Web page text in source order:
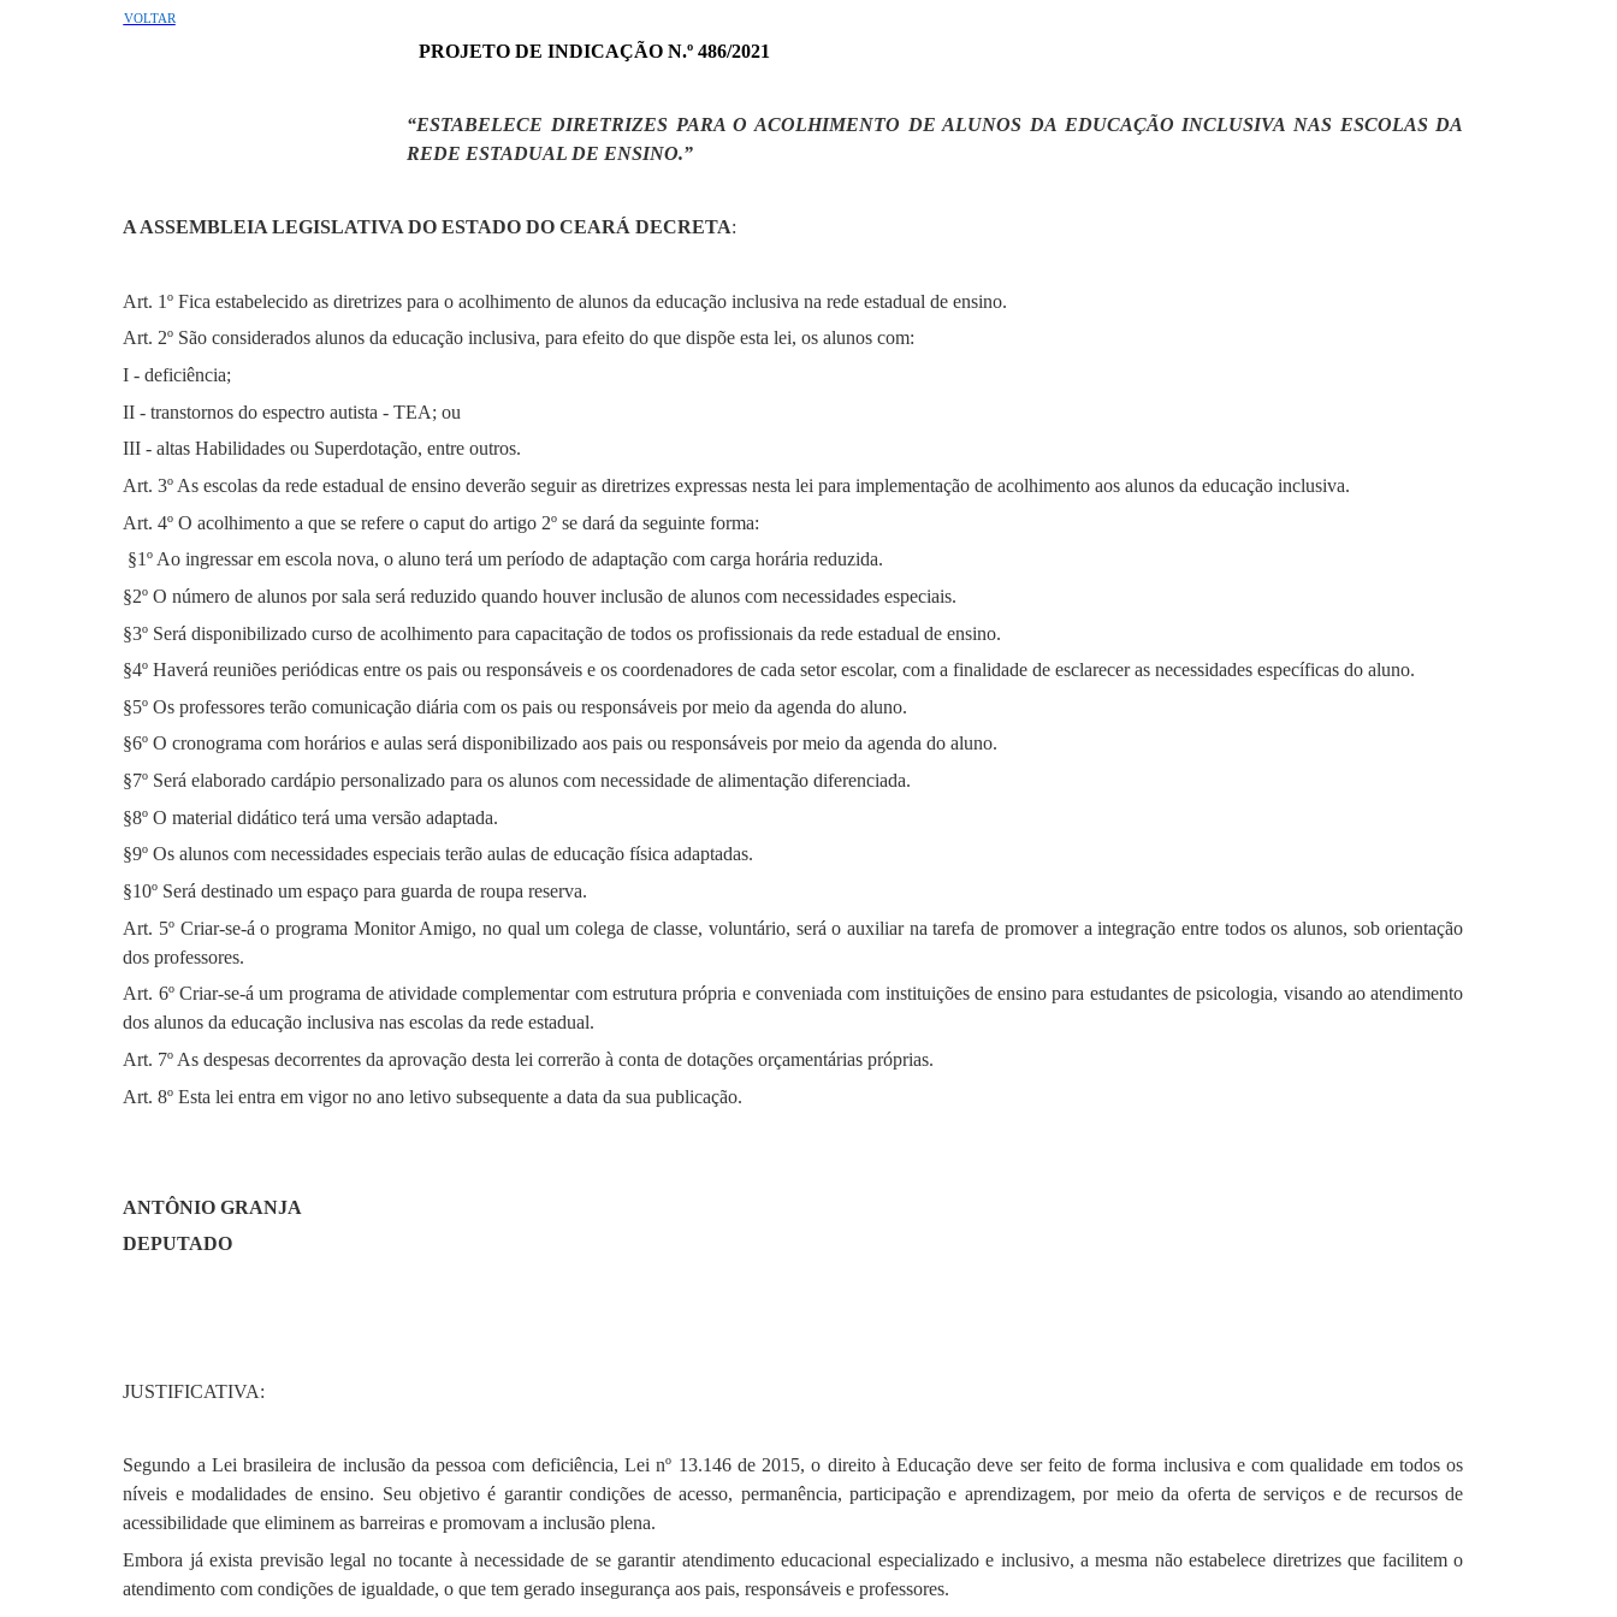
VOLTAR
PROJETO DE INDICAÇÃO N.º 486/2021
“ESTABELECE DIRETRIZES PARA O ACOLHIMENTO DE ALUNOS DA EDUCAÇÃO INCLUSIVA NAS ESCOLAS DA
REDE ESTADUAL DE ENSINO.”
A ASSEMBLEIA LEGISLATIVA DO ESTADO DO CEARÁ DECRETA:
Art. 1º Fica estabelecidoas diretrizes para o acolhimento de alunos da educação inclusiva na rede estadual de ensino.
Art. 2º São considerados alunos da educação inclusiva, para efeito do que dispõe esta lei, os alunos com:
I - deficiência;
II - transtornos do espectro autista - TEA; ou
III - altas Habilidades ou Superdotação, entre outros.
Art. 3º As escolas da rede estadual de ensino deverão seguir as diretrizes expressas nesta lei paraimplementação de acolhimento aos alunos da educação inclusiva.
Art. 4º O acolhimento a que se refere o caput do artigo 2º se dará da seguinte forma:
§1º Ao ingressar em escola nova, o aluno terá um período de adaptação com carga horária reduzida.
§2º O número de alunos por sala será reduzido quando houver inclusão de alunos com necessidades especiais.
§3º Será disponibilizado curso de acolhimento para capacitação de todos os profissionais da rede estadual de ensino.
§4º Haverá reuniões periódicas entre os pais ou responsáveis e os coordenadores de cada setor escolar, com a finalidade de esclarecer as necessidades específicas do aluno.
§5º Os professores terão comunicação diária com os pais ou responsáveis por meio da agenda do aluno.
§6º O cronograma com horários e aulas será disponibilizado aos pais ou responsáveis por meio da agenda do aluno.
§7º Será elaborado cardápio personalizado para os alunos com necessidade de alimentação diferenciada.
§8º O material didático terá uma versão adaptada.
§9º Os alunos com necessidades especiais terão aulas de educação física adaptadas.
§10º Será destinado um espaço para guarda de roupa reserva.
Art. 5º Criar-se-á o programa Monitor Amigo, no qual um colega de classe, voluntário, será o auxiliar na tarefa de promover a integração entre todos os alunos, sob orientação
dos professores.
Art. 6º Criar-se-á um programa de atividade complementar com estrutura própria e conveniada com instituições de ensino para estudantes de psicologia, visando ao atendimento
dos alunos da educação inclusiva nas escolas da rede estadual.
Art. 7º As despesas decorrentes da aprovação desta lei correrão à conta de dotações orçamentárias próprias.
Art. 8º Esta lei entra em vigor no ano letivosubsequente a data da sua publicação.
ANTÔNIO GRANJA
DEPUTADO
JUSTIFICATIVA:
Segundo a Lei brasileira de inclusão da pessoa com deficiência, Lei nº 13.146 de 2015, o direito à Educação deve ser feito de forma inclusiva e com qualidade em todos os
níveis e modalidades de ensino. Seu objetivo é garantir condições de acesso, permanência, participação e aprendizagem, por meio da oferta de serviços e de recursos de
acessibilidade que eliminem as barreiras e promovam a inclusão plena.
Embora já exista previsão legal no tocante à necessidade de se garantir atendimento educacional especializado e inclusivo, a mesma não estabelece diretrizes que facilitem o
atendimento com condições de igualdade, o que tem gerado insegurança aos pais, responsáveis e professores.